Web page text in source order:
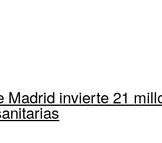
Madrid invierte 21